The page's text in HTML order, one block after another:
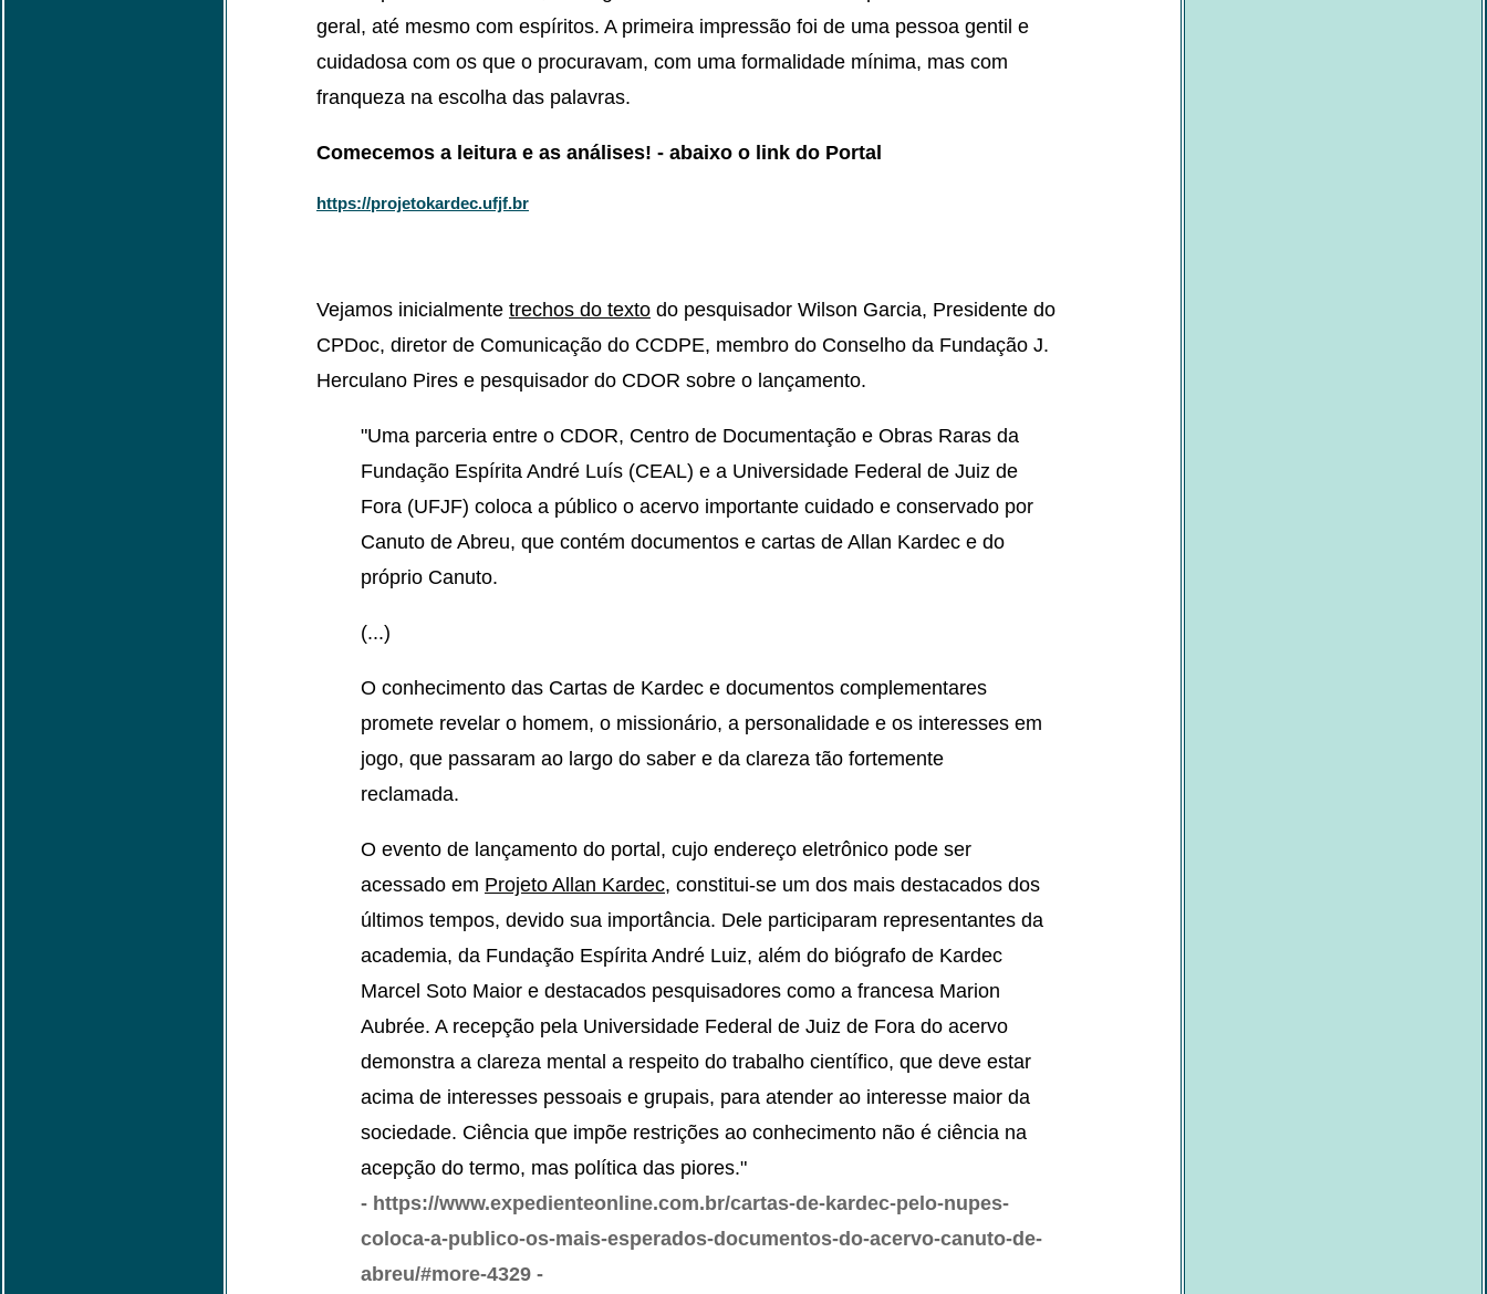
geral, até mesmo com espíritos. A primeira impressão foi de uma pessoa gentil e
cuidadosa com os que o procuravam, com uma formalidade mínima, mas com
franqueza na escolha das palavras.
Comecemos a leitura e as análises! - abaixo o link do Portal
https://projetokardec.ufjf.br
Vejamos inicialmente trechos do texto do pesquisador Wilson Garcia, Presidente do
CPDoc, diretor de Comunicação do CCDPE, membro do Conselho da Fundação J.
Herculano Pires e pesquisador do CDOR sobre o lançamento.
"Uma parceria entre o CDOR, Centro de Documentação e Obras Raras da
Fundação Espírita André Luís (CEAL) e a Universidade Federal de Juiz de
Fora (UFJF) coloca a público o acervo importante cuidado e conservado por
Canuto de Abreu, que contém documentos e cartas de Allan Kardec e do
próprio Canuto.
(...)
O conhecimento das Cartas de Kardec e documentos complementares
promete revelar o homem, o missionário, a personalidade e os interesses em
jogo, que passaram ao largo do saber e da clareza tão fortemente
reclamada.
O evento de lançamento do portal, cujo endereço eletrônico pode ser
acessado em Projeto Allan Kardec, constitui-se um dos mais destacados dos
últimos tempos, devido sua importância. Dele participaram representantes da
academia, da Fundação Espírita André Luiz, além do biógrafo de Kardec
Marcel Soto Maior e destacados pesquisadores como a francesa Marion
Aubrée. A recepção pela Universidade Federal de Juiz de Fora do acervo
demonstra a clareza mental a respeito do trabalho científico, que deve estar
acima de interesses pessoais e grupais, para atender ao interesse maior da
sociedade. Ciência que impõe restrições ao conhecimento não é ciência na
acepção do termo, mas política das piores."
- https://www.expedienteonline.com.br/cartas-de-kardec-pelo-nupes-
coloca-a-publico-os-mais-esperados-documentos-do-acervo-canuto-de-
abreu/#more-4329 -